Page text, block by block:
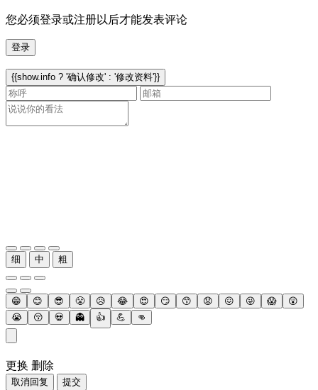
您必须登录或注册以后才能发表评论
登录
{{show.info ? '确认修改' : '修改资料'}}
细 中 粗
😁 😊 😎 😤 😥 😂 😍 😏 😙 😟 😖 😜 😱
😲
😭
😚 💀 👻 👍 💪 👊
更换 删除
取消回复 提交